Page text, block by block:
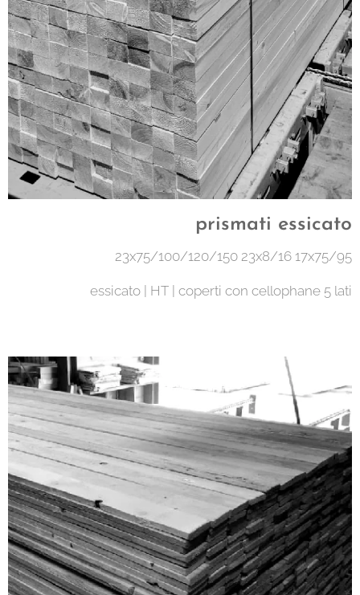
prismati essicato
23x75/100/120/150 23x8/16 17x75/95
essicato | HT | coperti con cellophane 5 lati